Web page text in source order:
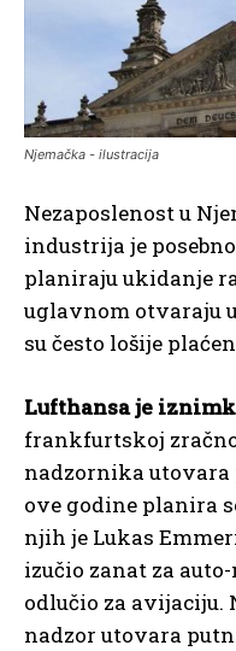
Njemačka - ilustracija
Nezaposlenost u
industrija je
planiraju ukidanje
uglavnom otvaraju
su često lošije
Lufthansa je
frankfurtskoj
nadzornika
ove godine planira
njih je Lukas
izučio zanat za
odlučio za avijaciju.
nadzor utovara